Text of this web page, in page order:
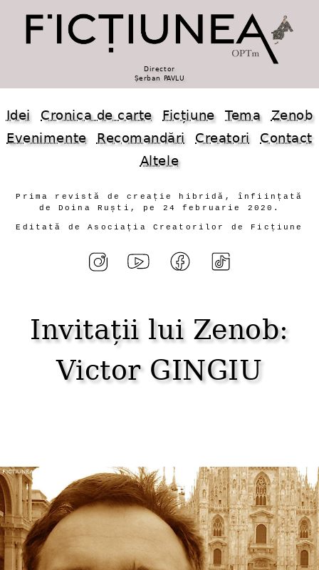
Director
Șerban PAVLU
Idei Cronica de carte Ficțiune Tema
Zenob
Evenimente
Recomandări Creatori
Contact
Altele
Prima revistă de creație hibridă, înființată
de Doina Ruști, pe 24 februarie 2020.
Editată de Asociația Creatorilor de Ficțiune
Invitații lui Zenob:
Victor GINGIU